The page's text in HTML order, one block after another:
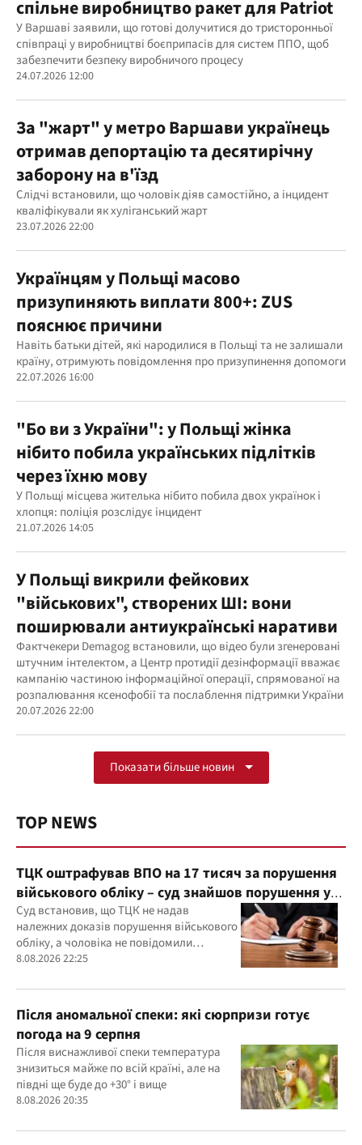
спільне виробництво ракет для Patriot
У Варшаві заявили, що готові долучитися до тристоронньої
співпраці у виробництві боєприпасів для систем ППО, щоб
забезпечити безпеку виробничого процесу
24.07.2026 12:00
За "жарт" у метро Варшави українець
отримав депортацію та десятирічну
заборону на в'їзд
Слідчі встановили, що чоловік діяв самостійно, а інцидент
кваліфікували як хуліганський жарт
23.07.2026 22:00
Українцям у Польщі масово
призупиняють виплати 800+: ZUS
пояснює причини
Навіть батьки дітей, які народилися в Польщі та не залишали
країну, отримують повідомлення про призупинення допомоги
22.07.2026 16:00
"Бо ви з України": у Польщі жінка
нібито побила українських підлітків
через їхню мову
У Польщі місцева жителька нібито побила двох українок і
хлопця: поліція розслідує інцидент
21.07.2026 14:05
У Польщі викрили фейкових
"військових", створених ШІ: вони
поширювали антиукраїнські наративи
Фактчекери Demagog встановили, що відео були згенеровані
штучним інтелектом, а Центр протидії дезінформації вважає
кампанію частиною інформаційної операції, спрямованої на
розпалювання ксенофобії та послаблення підтримки України
20.07.2026 22:00
Показати більше новин
TOP NEWS
ТЦК оштрафував ВПО на 17 тисяч за порушення
військового обліку – суд знайшов порушення у
діях ТЦК
Суд встановив, що ТЦК не надав
належних доказів порушення військового
обліку, а чоловіка не повідомили
належним чином про дату та місце
8.08.2026 22:25
Після аномальної спеки: які сюрпризи готує
погода на 9 серпня
Після виснажливої спеки температура
знизиться майже по всій країні, але на
півдні ще буде до +30° і вище
8.08.2026 20:35